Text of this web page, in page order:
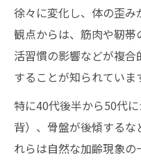
徐々に変化し、体の歪み
観点からは、筋肉や靭
活習慣の影響などが複
することが知られていま
特に40代後半から50代
背）、骨盤が後傾するな
れらは自然な加齢現象